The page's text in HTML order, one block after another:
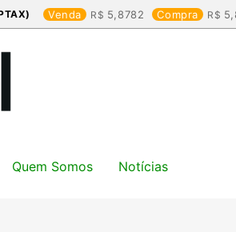
Venda 5,8782 Compra
Quem Somos Notícias